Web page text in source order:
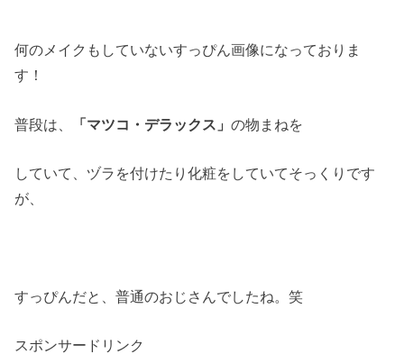
何のメイクもしていないすっぴん画像になっておりま
す！
普段は、 「マツコ・デラックス」の物まねを
していて、ヅラを付けたり化粧をしていてそっくりです
が、
すっぴんだと、普通のおじさんでしたね。笑
スポンサードリンク